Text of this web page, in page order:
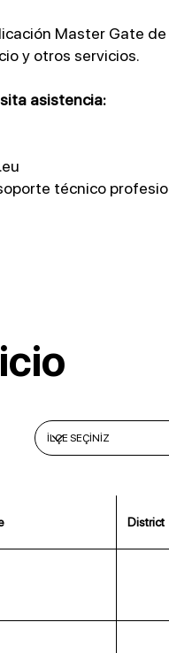
Master Gate
y otros servicios.
asistencia:
técnico
District